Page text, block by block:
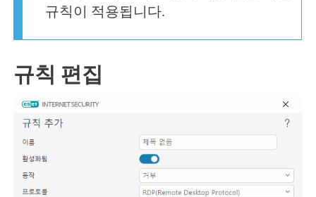
규칙이 적용됩니다.
규칙 편집